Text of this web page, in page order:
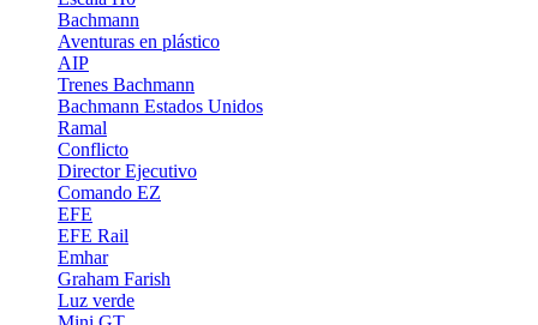
Bachmann
Aventuras en plástico
AIP
Trenes Bachmann
Bachmann Estados Unidos
Ramal
Conflicto
Director Ejecutivo
Comando EZ
EFE
EFE Rail
Emhar
Graham Farish
Luz verde